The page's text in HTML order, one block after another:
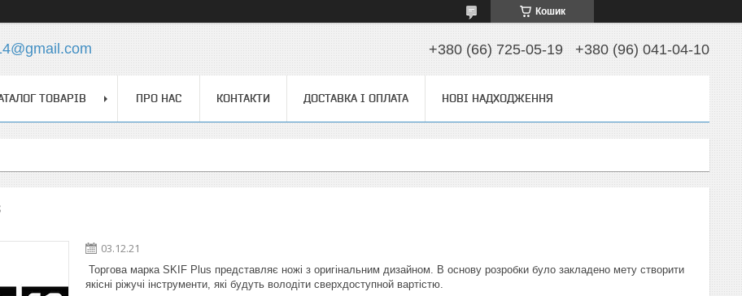
Кошик
+380 (66) 725-05-19 +380 (96) 041-04-10
ТОВАРІВ ПРО НАС КОНТАКТИ ДОСТАВКА І ОПЛАТА НОВІ НАДХОДЖЕННЯ
03.12.21
Торгова марка SKIF Plus представляє ножі з оригінальним дизайном. В основу розробки було закладено мету створити
якісні ріжучі інструменти, які будуть володіти сверхдоступной вартістю.